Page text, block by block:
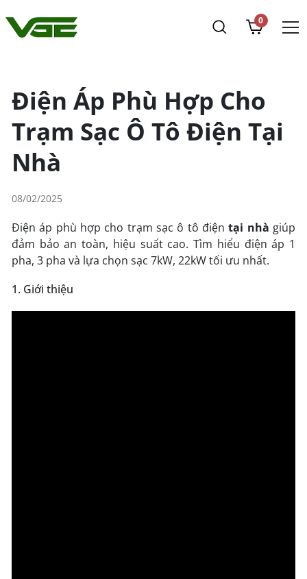
0
Điện Áp Phù Hợp Cho
Trạm Sạc Ô Tô Điện Tại
Nhà
08/02/2025
Điện áp phù hợp cho trạm sạc ô tô điện tại nhà giúp
đảm bảo an toàn, hiệu suất cao. Tìm hiểu điện áp 1
pha, 3 pha và lựa chọn sạc 7kW, 22kW tối ưu nhất.
1. Giới thiệu